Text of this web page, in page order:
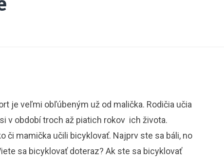
je veľmi obľúbeným už od malička. Rodičia učia
v období troch až piatich rokov ich života.
či mamička učili bicyklovať. Najprv ste sa báli, no
sa bicyklovať doteraz? Ak ste sa bicyklovať